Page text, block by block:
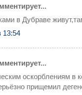
в Дубраве
13:54
оскорблениям в
прищемил